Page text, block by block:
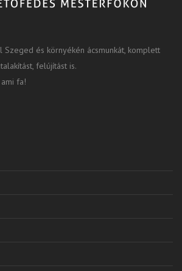
Szeged és környékén ácsmunkát, komplett
felújítást is.
fa!